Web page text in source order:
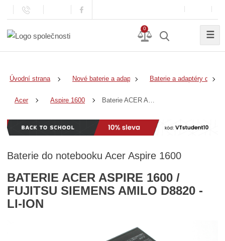
0
☰
Úvodní strana Nové baterie a adaptéry Baterie a adaptéry do
Acer Aspire 1600
Baterie do notebooku Acer Aspire 1600
BATERIE ACER ASPIRE 1600 /
FUJITSU SIEMENS AMILO D8820 -
LI-ION